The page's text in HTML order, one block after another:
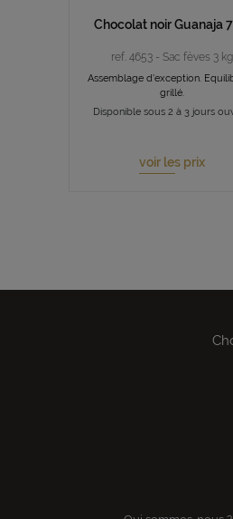
Chocolat noir Guanaja
ref. 4653 - Sac fèves 3 kg
Assemblage d'exception.
grillé.
Disponible sous 2 à 3 jours
voir les prix